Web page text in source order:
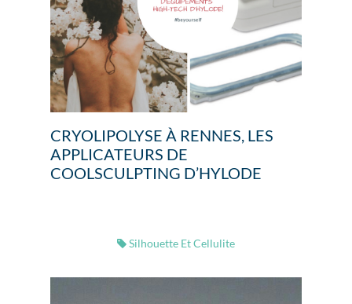
CRYOLIPOLYSE À RENNES, LES
APPLICATEURS DE
COOLSCULPTING D’HYLODE
Silhouette Et Cellulite